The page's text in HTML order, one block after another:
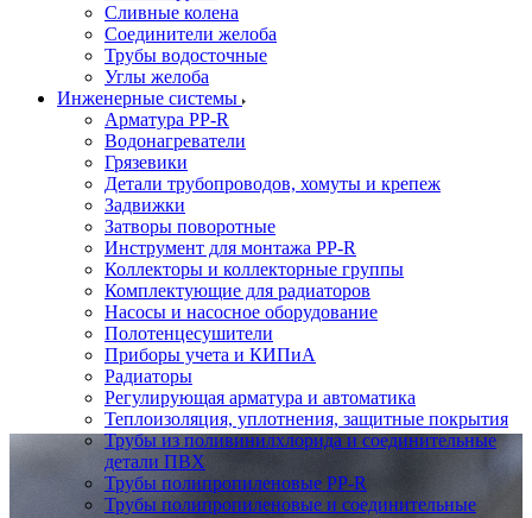
Сливные колена
Соединители желоба
Трубы водосточные
Углы желоба
Инженерные системы
Арматура PP-R
Водонагреватели
Грязевики
Детали трубопроводов, хомуты и крепеж
Задвижки
Затворы поворотные
Инструмент для монтажа PP-R
Коллекторы и коллекторные группы
Комплектующие для радиаторов
Насосы и насосное оборудование
Полотенцесушители
Приборы учета и КИПиА
Радиаторы
Регулирующая арматура и автоматика
Теплоизоляция, уплотнения, защитные покрытия
Трубы из поливинилхлорида и соединительные
детали ПВХ
Трубы полипропиленовые PP-R
Трубы полипропиленовые и соединительные